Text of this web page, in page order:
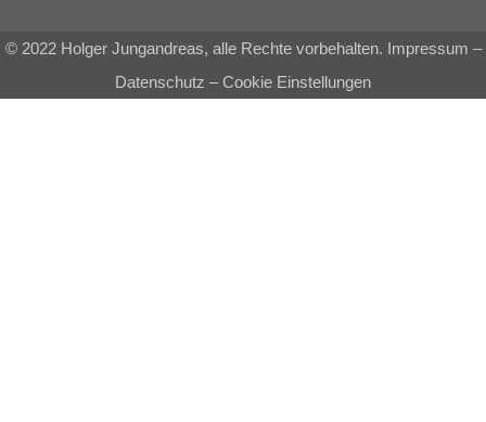
© 2022 Holger Jungandreas, alle Rechte vorbehalten. Impressum –
Datenschutz –Cookie Einstellungen